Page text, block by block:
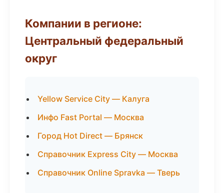
Компании в регионе:
Центральный федеральный
округ
Yellow Service City — Калуга
Инфо Fast Portal — Москва
Город Hot Direct — Брянск
Справочник Express City — Москва
Справочник Online Spravka — Тверь